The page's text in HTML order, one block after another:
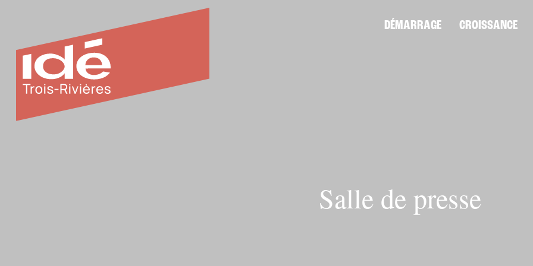
DÉMARRAGE CROISSANCE
Salle de presse